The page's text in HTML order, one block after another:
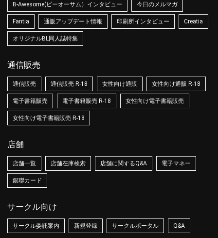
B-Awesome(ビーオーサム）インタビュー 今日のメルマガ
Fantia 通販アップデート情報 印刷所インタビュー Creatia
オリジナルBL同人誌特集
通信販売
通信販売 通信販売 R-18 女性向け通販 女性向け通販 R-18
電子書籍販売 電子書籍販売 R-18 女性向け電子書籍販売
女性向け電子書籍販売 R-18
店舗
店舗一覧 店舗在庫検索 店舗に関するQ&A 電子マネー
銀聯カード
サークル向け
サークル委託案内 新規登録 サークルポータル Q&A